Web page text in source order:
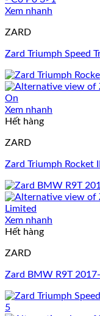
Xem nhanh
ZARD
Zard Triumph Speed
Xem nhanh
Hết hàng
ZARD
Zard Triumph Rocket
Xem nhanh
Hết hàng
ZARD
Zard BMW R9T